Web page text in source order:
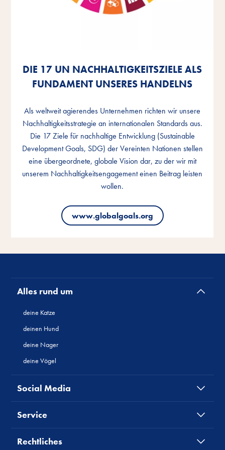
DIE 17 UN NACHHALTIGKEITSZIELE ALS
FUNDAMENT UNSERES HANDELNS
Als weltweit agierendes Unternehmen richten wir unsere
Nachhaltigkeitsstrategie an internationalen Standards aus.
Die 17 Ziele für nachhaltige Entwicklung (Sustainable
Development Goals, SDG) der Vereinten Nationen stellen
eine übergeordnete, globale Vision dar, zu der wir mit
unserem Nachhaltigkeitsengagement einen Beitrag leisten
wollen.
www.globalgoals.org
DIE 17 UN NACHHALTIGKEITSZIELE ALS
FUNDAMENT UNSERES HANDELNS
Als weltweit agierendes Unternehmen richten wir unsere
Nachhaltigkeitsstrategie an internationalen Standards aus.
Die 17 Ziele für nachhaltige Entwicklung (Sustainable
Development Goals, SDG) der Vereinten Nationen stellen
eine übergeordnete, globale Vision dar, zu der wir mit
unserem Nachhaltigkeitsengagement einen Beitrag leisten
wollen.
www.globalgoals.org
DIE 17 UN NACHHALTIGKEITSZIELE ALS
FUNDAMENT UNSERES HANDELNS
Als weltweit agierendes Unternehmen richten wir unsere
Nachhaltigkeitsstrategie an internationalen Standards aus.
Die 17 Ziele für nachhaltige Entwicklung (Sustainable
Development Goals, SDG) der Vereinten Nationen stellen
eine übergeordnete, globale Vision dar, zu der wir mit
unserem Nachhaltigkeitsengagement einen Beitrag leisten
wollen.
www.globalgoals.org
Alles rund um
deine Katze
deinen Hund
deine Nager
deine Vögel
Social Media
Service
Rechtliches